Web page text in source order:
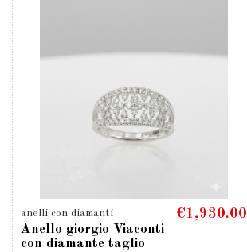
anelli con diamanti
Anello giorgio Viaconti
con diamante taglio
€1,930.00